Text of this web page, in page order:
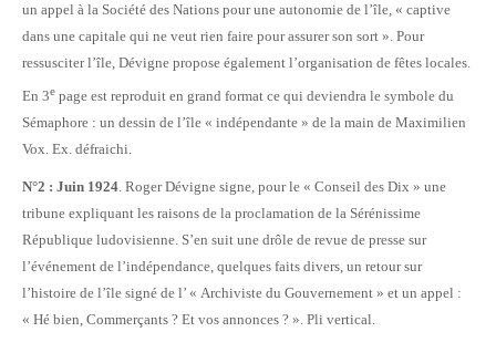
un appel à la Société des Nations pour une autonomie de l’île, « captive
dans une capitale qui ne veut rien faire pour assurer son sort ». Pour
ressusciter l’île, Dévigne propose également l’organisation de fêtes locales.
En 3e page est reproduit en grand format ce qui deviendra le symbole du
Sémaphore : un dessin de l’île « indépendante » de la main de Maximilien
Vox. Ex. défraichi.
N°2 : Juin 1924 . Roger Dévigne signe, pour le « Conseil des Dix » une
tribune expliquant les raisons de la proclamation de la Sérénissime
République ludovisienne. S’en suit une drôle de revue de presse sur
l’événement de l’indépendance, quelques faits divers, un retour sur
l’histoire de l’île signé de l’ « Archiviste du Gouvernement » et un appel :
« Hé bien, Commerçants ? Et vos annonces ? ». Pli vertical.